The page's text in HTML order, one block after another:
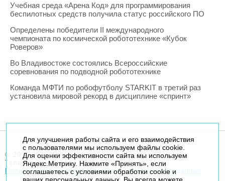
Учебная среда «Арена Код» для программирования
беспилотных средств получила статус российского ПО
Определены победители II международного
чемпионата по космической робототехнике «Кубок
Роверов»
Во Владивостоке состоялись Всероссийские
соревнования по подводной робототехнике
Команда МФТИ по робофутболу STARKIT в третий раз
установила мировой рекорд в дисциплине «спринт»
© 2014-2026. Robogeek.ru - проект группы “Текарт”.
Телефон редакции+7(495) 790-7591
Политика в отношении обработки персональных данных
Для улучшения работы сайта и его взаимодействия
с пользователями мы используем файлы cookie.
Для оценки эффективности сайта мы используем
Яндекс.Метрику. Нажмите «Принять», если
соглашаетесь с условиями обработки cookie и